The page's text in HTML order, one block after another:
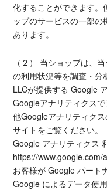
化することができます。
ップのサービスの一部
あります。
（２） 当ショップは、
の利用状況等を調査・
LLCが提供する Google
Googleアナリティクス
他Googleアナリティク
サイトをご覧ください。
Google アナリティクス
https://
お客様が Google パート
Google によるデータ使用